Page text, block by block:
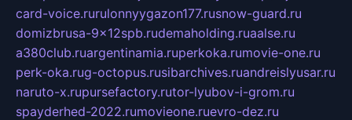
card-voice.rurulonnyygazon177.rusnow-guard.ru
domizbrusa-9x12spb.rudemaholding.ruaalse.ru
a380club.ruargentinamia.ruperkoka.rumovie-one.ru
perk-oka.rug-octopus.rusibarchives.ruandreislyusar.ru
naruto-x.rupursefactory.rutor-lyubov-i-grom.ru
spayderhed-2022.rumovieone.ruevro-dez.ru